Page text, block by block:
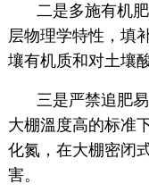
二是多施有机
层物理学特性，填
壤有机质和对土壤
三是严禁追肥
大棚溫度高的标准
化氮，在大棚密闭
害。